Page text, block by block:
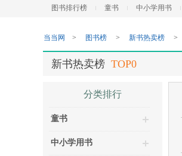
图书排行榜 童书 中小学用书
当当网 > 图书榜 > 新书热卖榜 >
新书热卖榜 TOP0
分类排行
童书
中小学用书